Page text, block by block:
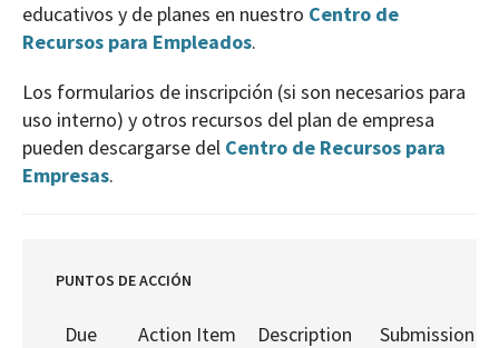
educativos y de planes en nuestro Centro de
Recursos para Empleados.
Los formularios de inscripción (si son necesarios para
uso interno) y otros recursos del plan de empresa
pueden descargarse del Centro de Recursos para
Empresas.
PUNTOS DE ACCIÓN
Due
Action Item Description
Submission